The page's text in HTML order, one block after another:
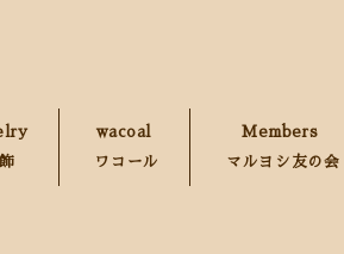
wacoal
ワコール
Members
マルヨシ友の会